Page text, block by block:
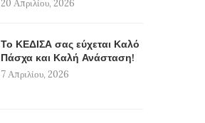
20 Απριλίου, 2026
Το ΚΕΔΙΣΑ σας εύχεται Καλό
Πάσχα και Καλή Ανάσταση!
7 Απριλίου, 2026